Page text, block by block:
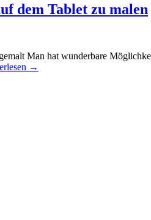
dem Tablet zu malen
Man hat wunderbare
→